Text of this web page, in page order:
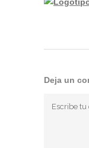
Deja un